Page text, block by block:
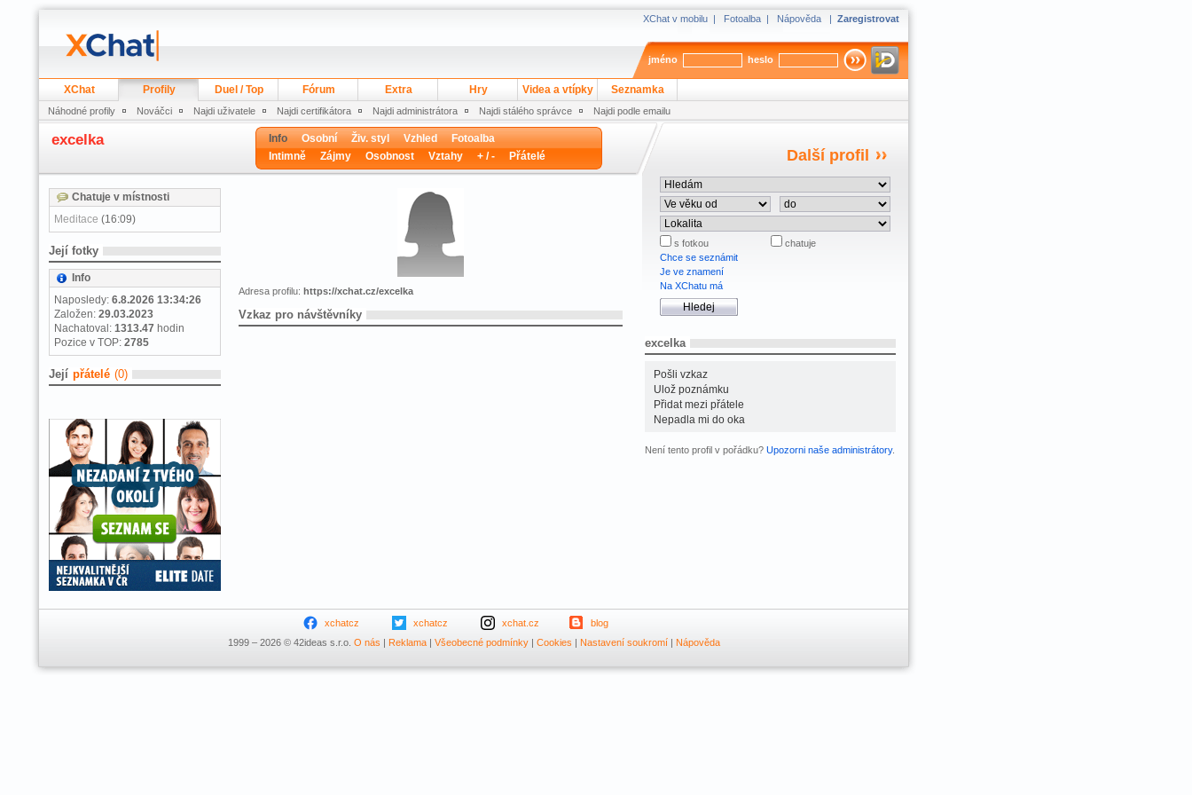
XChat v mobilu | Fotoalba | Nápověda | Zaregistrovat
jméno heslo
XChat Profily Duel / Top Fórum Extra Hry Videa a vtípky Seznamka
Náhodné profily Nováčci Najdi uživatele Najdi certifikátora Najdi administrátora Najdi stálého správce Najdi podle emailu
excelka Info Osobní Živ. styl Vzhled
Fotoalba
Intimně
Zájmy Osobnost Vztahy + / - Přátelé Další profil
Chatuje v místnosti
Meditace (16:09)
Její fotky
Info
Naposledy: 6.8.2026 13:34:26
Založen: 29.03.2023
Nachatoval: 1313.47 hodin
Pozice v TOP: 2785
Její přátelé (0)
Adresa profilu: https://xchat.cz/excelka
Vzkaz pro návštěvníky
s fotkou
chatuje
Chce se seznámit
Je ve znamení
Na XChatu má
excelka
Pošli vzkaz
Ulož poznámku
Přidat mezi přátele
Nepadla mi do oka
Není tento profil v pořádku? Upozorni naše administrátory.
xchatcz xchatcz xchat.cz
blog
1999 – 2026 © 42ideas s.r.o. O nás | Reklama| Všeobecné podmínky| Cookies | Nastavení soukromí| Nápověda